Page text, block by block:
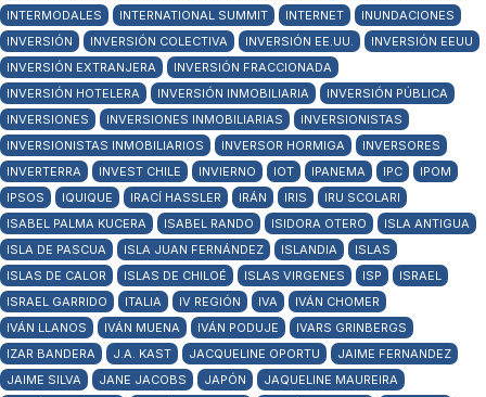
INTERMODALES
INTERNATIONAL SUMMIT INTERNET
INUNDACIONES
INVERSIÓN
INVERSIÓN COLECTIVA INVERSIÓN EE.UU.
INVERSIÓN EEUU
INVERSIÓN EXTRANJERA
INVERSIÓN FRACCIONADA
INVERSIÓN HOTELERA
INVERSIÓN INMOBILIARIA
INVERSIÓN PÚBLICA
INVERSIONES
INVERSIONES INMOBILIARIAS
INVERSIONISTAS
INVERSIONISTAS INMOBILIARIOS
INVERSOR HORMIGA
INVERSORES
INVERTERRA
INVEST CHILE INVIERNO IOT IPANEMA IPC
IPOM
IPSOS
IQUIQUE IRACÍ HASSLER IRÁN IRIS
IRU SCOLARI
ISABEL PALMA KUCERA
ISABEL RANDO ISIDORA OTERO
ISLA ANTIGUA
ISLA DE PASCUA
ISLA JUAN FERNÁNDEZ ISLANDIA
ISLAS
ISLAS DE CALOR
ISLAS DE CHILOÉ ISLAS VIRGENES ISP
ISRAEL
ISRAEL GARRIDO
ITALIA IV REGIÓN IVA
IVÁN CHOMER
IVÁN LLANOS
IVÁN MUENA IVÁN PODUJE
IVARS GRINBERGS
IZAR BANDERA
J.A. KAST JACQUELINE OPORTU
JAIME FERNANDEZ
JAIME SILVA
JANE JACOBS JAPÓN
JAQUELINE MAUREIRA